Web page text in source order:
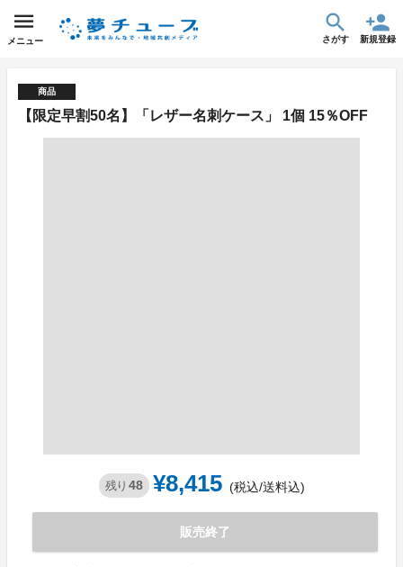
メニュー さがす 新規登録
商品
【限定早割50名】「レザー名刺ケース」 1個 15％OFF
残り 48 ¥8,415 (税込/送料込)
販売終了